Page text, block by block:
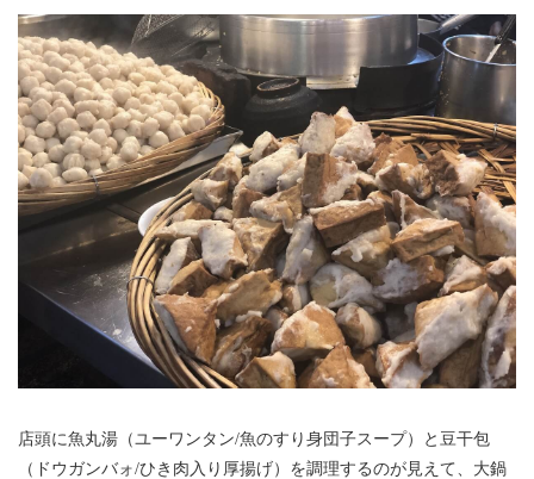
店頭に魚丸湯（ ユーワンタン/魚のすり身団子スープ）と豆干包
（ ドウガンバォ/ひき肉入り厚揚げ）を調理するのが見えて、大鍋